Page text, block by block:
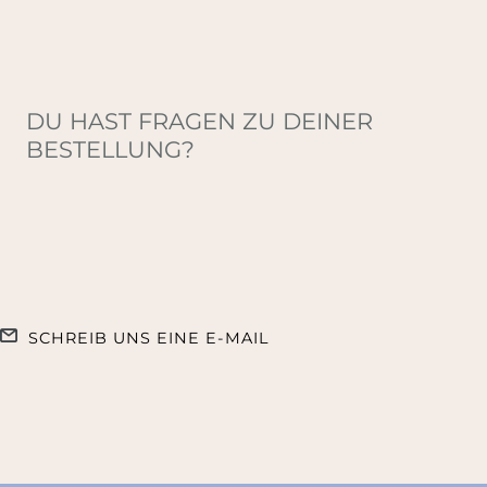
DU HAST FRAGEN ZU DEINER
BESTELLUNG?
SCHREIB UNS EINE E-MAIL